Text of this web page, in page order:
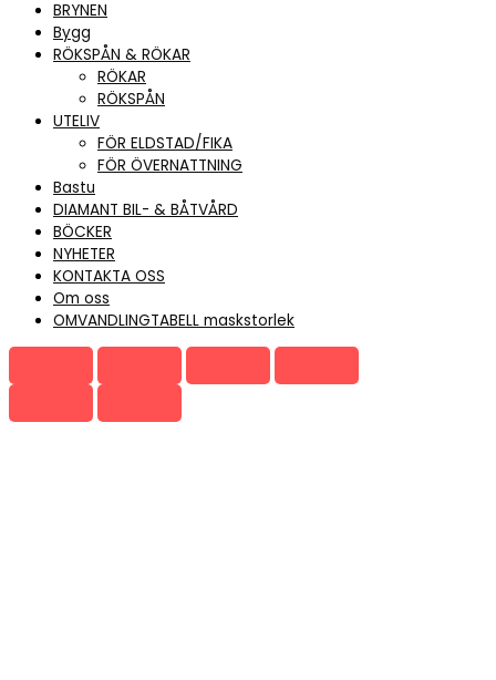
BRYNEN
Bygg
RÖKSPÅN & RÖKAR
RÖKAR
RÖKSPÅN
UTELIV
FÖR ELDSTAD/FIKA
FÖR ÖVERNATTNING
Bastu
DIAMANT BIL- & BÅTVÅRD
BÖCKER
NYHETER
KONTAKTA OSS
Om oss
OMVANDLINGTABELL maskstorlek